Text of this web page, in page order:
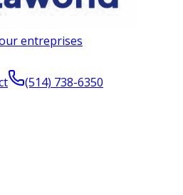
entreprises
(514) 738-6350